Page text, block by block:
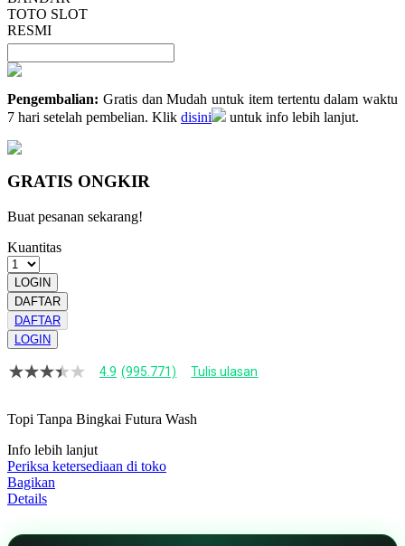
TOTO SLOT
RESMI
Pengembalian: Gratis dan Mudah untuk item tertentu dalam waktu
7 hari setelah pembelian. Klik disini untuk info lebih lanjut.
GRATIS ONGKIR
Buat pesanan sekarang!
Kuantitas
LOGIN
DAFTAR
DAFTAR
LOGIN
4.9
bintang,
rating
rata-
rata.
Read
13
Tautan
4.9 (995.771) Tulis ulasan
Topi Tanpa Bingkai Futura Wash
Info lebih lanjut
Periksa ketersediaan di toko
Bagikan
Details